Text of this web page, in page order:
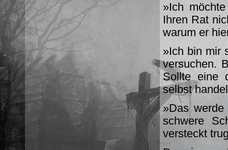
»Ich
Ihren Rat
warum er
»Ich bin mir
versuchen.
Sollte eine
selbst
»Das
schwere
versteckt